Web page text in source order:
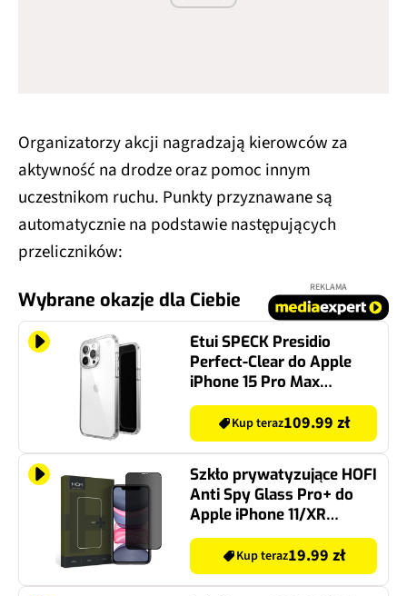
Organizatorzy akcji nagradzają kierowców za
aktywność na drodze oraz pomoc innym
uczestnikom ruchu. Punkty przyznawane są
automatycznie na podstawie następujących
przeliczników:
Wybrane okazje dla Ciebie
REKLAMA
Etui SPECK Presidio
Perfect-Clear do Apple
iPhone 15 Pro Max
Przezroczysty
Kup teraz109.99 zł
Szkło prywatyzujące HOFI
Anti Spy Glass Pro+ do
Apple iPhone 11/XR
Privacy
Kup teraz19.99 zł